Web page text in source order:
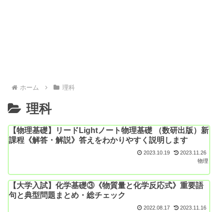
ホーム 理科
理科
【物理基礎】リードLightノート物理基礎 （数研出版）新
課程《解答・解説》答えをわかりやすく説明します
2023.10.19
2023.11.26
物理
【大学入試】化学基礎③《物質量と化学反応式》重要語
句と典型問題まとめ・総チェック
2022.08.17
2023.11.16